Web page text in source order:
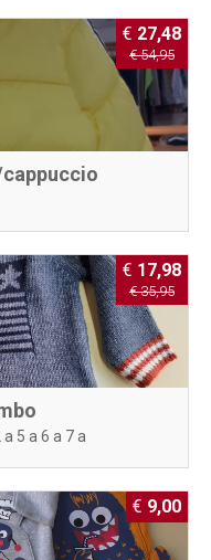
€ 27,48
€ 54,95
5 a 6 a 7 a
€ 17,98
€ 35,95
€ 9,00